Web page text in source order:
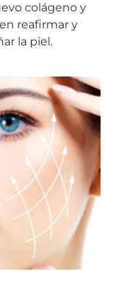
colágeno y
reafirmar y
la piel.